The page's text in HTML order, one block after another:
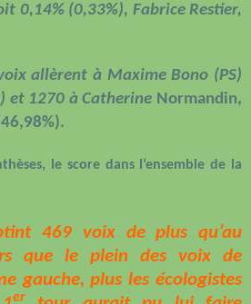
0,14% (0,33%), Fabrice Restier,
allèrent à Maxime Bono (PS)
et 1270 à Catherine Normandin,
le score dans l‘ensemble de la
469 voix de plus qu’au
que le plein des voix de
gauche, plus les écologistes
er